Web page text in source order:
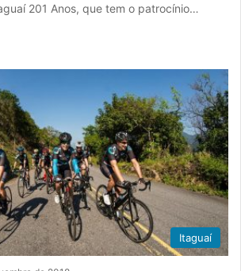
201 Anos, que tem o patrocínio…
Itaguaí